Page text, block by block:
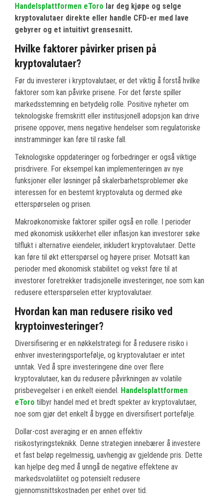
Handelsplattformen eToro lar deg kjøpe og selge
kryptovalutaer direkte eller handle CFD-er med lave
gebyrer og et intuitivt grensesnitt.
Hvilke faktorer påvirker prisen på
kryptovalutaer?
Før du investerer i kryptovalutaer, er det viktig å forstå hvilke
faktorer som kan påvirke prisene. For det første spiller
markedsstemning en betydelig rolle. Positive nyheter om
teknologiske fremskritt eller institusjonell adopsjon kan drive
prisene oppover, mens negative hendelser som regulatoriske
innstramminger kan føre til raske fall.
Teknologiske oppdateringer og forbedringer er også viktige
prisdrivere. For eksempel kan implementeringen av nye
funksjoner eller løsninger på skalerbarhetsproblemer øke
interessen for en bestemt kryptovaluta og dermed øke
etterspørselen og prisen.
Makroøkonomiske faktorer spiller også en rolle. I perioder
med økonomisk usikkerhet eller inflasjon kan investorer søke
tilflukt i alternative eiendeler, inkludert kryptovalutaer. Dette
kan føre til økt etterspørsel og høyere priser. Motsatt kan
perioder med økonomisk stabilitet og vekst føre til at
investorer foretrekker tradisjonelle investeringer, noe som kan
redusere etterspørselen etter kryptovalutaer.
Hvordan kan man redusere risiko ved
kryptoinvesteringer?
Diversifisering er en nøkkelstrategi for å redusere risiko i
enhver investeringsportefølje, og kryptovalutaer er intet
unntak. Ved å spre investeringene dine over flere
kryptovalutaer, kan du redusere påvirkningen av volatile
prisbevegelser i en enkelt eiendel. Handelsplattformen
eToro tilbyr handel med et bredt spekter av kryptovalutaer,
noe som gjør det enkelt å bygge en diversifisert portefølje.
Dollar-cost averaging er en annen effektiv
risikostyringsteknikk. Denne strategien innebærer å investere
et fast beløp regelmessig, uavhengig av gjeldende pris. Dette
kan hjelpe deg med å unngå de negative effektene av
markedsvolatilitet og potensielt redusere
gjennomsnittskostnaden per enhet over tid.